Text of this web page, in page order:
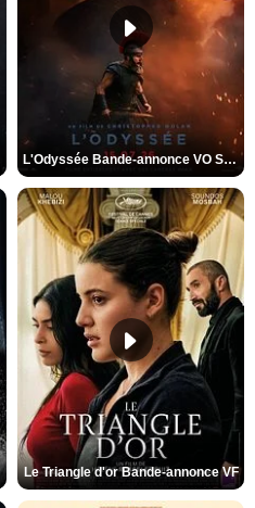
L'Odyssée Bande-annonce VO STFR
Le Triangle d'or Bande-annonce VF